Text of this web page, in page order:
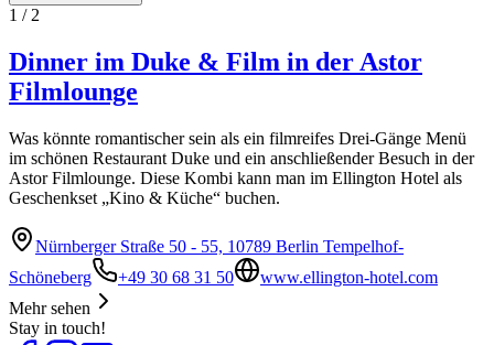
1 / 2
Dinner im Duke & Film in der Astor
Filmlounge
Was könnte romantischer sein als ein filmreifes Drei-Gänge Menü
im schönen Restaurant Duke und ein anschließender Besuch in der
Astor Filmlounge. Diese Kombi kann man im Ellington Hotel als
Geschenkset „Kino & Küche“ buchen.
Nürnberger Straße 50 - 55, 10789 Berlin Tempelhof-
Schöneberg
+49 30 68 31 50
www.ellington-hotel.com
Mehr sehen
Stay in touch!